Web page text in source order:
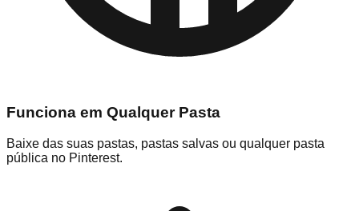
Funciona em Qualquer Pasta
Baixe das suas pastas, pastas salvas ou qualquer pasta
pública no Pinterest.